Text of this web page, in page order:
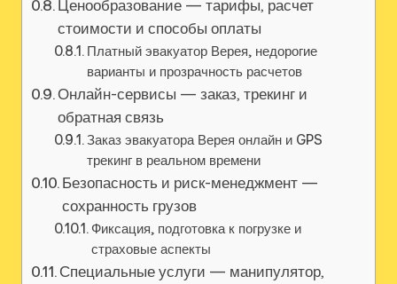
Ценообразование — тарифы‚ расчет
стоимости и способы оплаты
Платный эвакуатор Верея‚ недорогие
варианты и прозрачность расчетов
Онлайн-сервисы — заказ‚ трекинг и
обратная связь
Заказ эвакуатора Верея онлайн и GPS
трекинг в реальном времени
Безопасность и риск-менеджмент —
сохранность грузов
Фиксация‚ подготовка к погрузке и
страховые аспекты
Специальные услуги — манипулятор‚